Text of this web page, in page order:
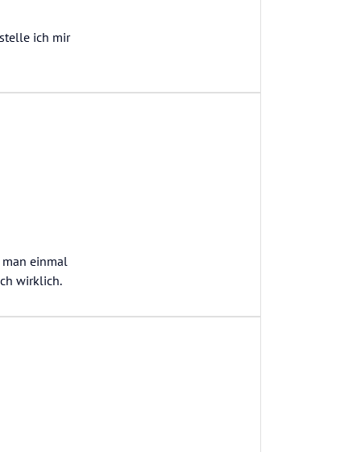
ich mir
man einmal
wirklich.